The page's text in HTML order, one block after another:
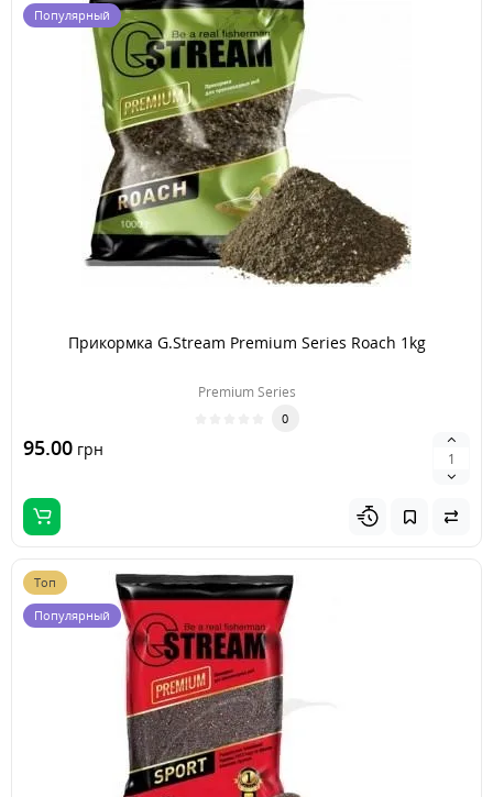
Популярный
Прикормка G.Stream Premium Series Roach 1kg
Premium Series
0
95.00 грн
Топ
Популярный